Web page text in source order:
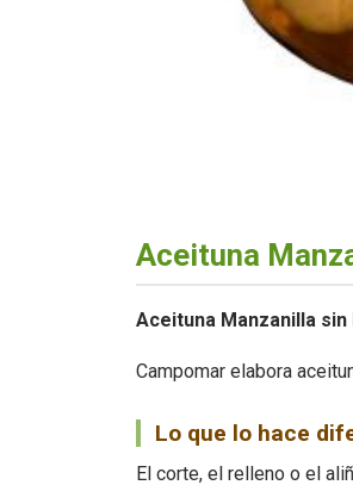
Aceituna
Aceituna Manzanilla
Campomar elabora
Lo que lo hace
El corte, el relleno o el